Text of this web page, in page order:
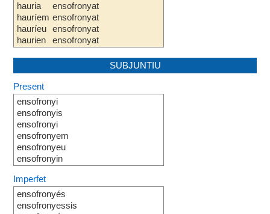
hauria
hauríem
hauríeu
haurien
ensofronyat
ensofronyat
ensofronyat
ensofronyat
SUBJUNTIU
Present
ensofronyi
ensofronyis
ensofronyi
ensofronyem
ensofronyeu
ensofronyin
Imperfet
ensofronyés
ensofronyessis